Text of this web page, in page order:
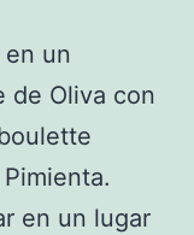
en un
de Oliva con
en un lugar